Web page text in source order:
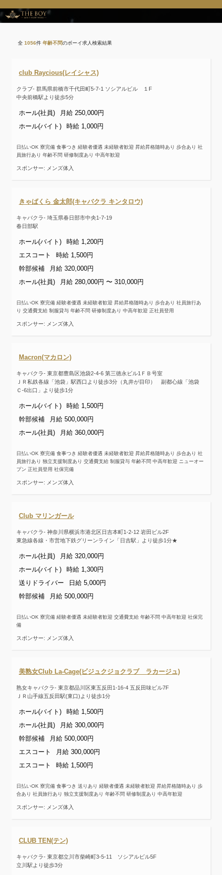
全 1056件 年齢不問のボーイ求人検索結果
club Raycious(レイシャス)
クラブ- 群馬県前橋市千代田町5-7-1 ソシアルビル １F
中央前橋駅より徒歩5分
ホール(社員)
月給 250,000円
ホール(バイト)
時給 1,000円
日払いOK 寮完備 食事つき 経験者優遇 未経験者歓迎 昇給昇格随時あり 歩合あり 社
員旅行あり 年齢不問 研修制度あり 中高年歓迎
スポンサー: メンズ体入
きゃばくら 金太郎(キャバクラ キンタロウ)
キャバクラ- 埼玉県春日部市中央1-7-19
春日部駅
ホール(バイト)
時給 1,200円
エスコート
時給 1,500円
幹部候補
月給 320,000円
ホール(社員)
月給 280,000円 〜 310,000円
日払いOK 寮完備 経験者優遇 未経験者歓迎 昇給昇格随時あり 歩合あり 社員旅行あ
り 交通費支給 制服貸与 年齢不問 研修制度あり 中高年歓迎 正社員登用
スポンサー: メンズ体入
Macron(マカロン)
キャバクラ- 東京都豊島区池袋2-4-6 第三徳永ビル1ＦＢ号室
ＪＲ私鉄各線「池袋」駅西口より徒歩3分（丸井が目印） 副都心線「池袋
Ｃ-6出口」より徒歩1分
ホール(バイト)
時給 1,500円
幹部候補
月給 500,000円
ホール(社員)
月給 360,000円
日払いOK 寮完備 食事つき 経験者優遇 未経験者歓迎 昇給昇格随時あり 歩合あり 社
員旅行あり 独立支援制度あり 交通費支給 制服貸与 年齢不問 中高年歓迎 ニューオー
プン 正社員登用 社保完備
スポンサー: メンズ体入
Club マリンガール
キャバクラ- 神奈川県横浜市港北区日吉本町1-2-12 岩田ビル2F
東急線各線・市営地下鉄グリーンライン「日吉駅」より徒歩1分★
ホール(社員)
月給 320,000円
ホール(バイト)
時給 1,300円
送りドライバー
日給 5,000円
幹部候補
月給 500,000円
日払いOK 寮完備 経験者優遇 未経験者歓迎 交通費支給 年齢不問 中高年歓迎 社保完
備
スポンサー: メンズ体入
美熟女Club La-Cage(ビジュクジョクラブ ラカージュ)
熟女キャバクラ- 東京都品川区東五反田1-16-4 五反田味ビル7F
ＪＲ山手線五反田駅(東口)より徒歩1分
ホール(バイト)
時給 1,500円
ホール(社員)
月給 300,000円
幹部候補
月給 500,000円
エスコート
月給 300,000円
エスコート
時給 1,500円
日払いOK 寮完備 食事つき 送りあり 経験者優遇 未経験者歓迎 昇給昇格随時あり 歩
合あり 社員旅行あり 独立支援制度あり 年齢不問 研修制度あり 中高年歓迎
スポンサー: メンズ体入
CLUB TEN(テン)
キャバクラ- 東京都立川市柴崎町3-5-11 ソシアルビル5F
立川駅より徒歩3分